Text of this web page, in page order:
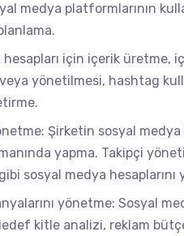
medya platformlarının
hesapları için içerik üretme,
yönetilmesi, hashtag
Şirketin sosyal
yapma. Takipçi
gibi sosyal medya
yönetme: Sosyal
kitle analizi, reklam